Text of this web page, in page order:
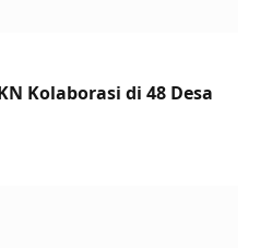
Kolaborasi di 48 Desa